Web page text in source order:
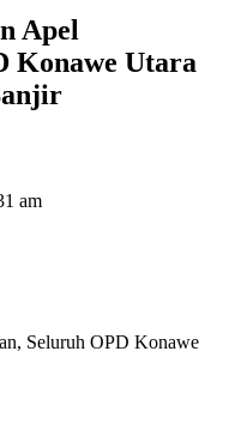
Apel
Konawe Utara
am
Seluruh OPD Konawe